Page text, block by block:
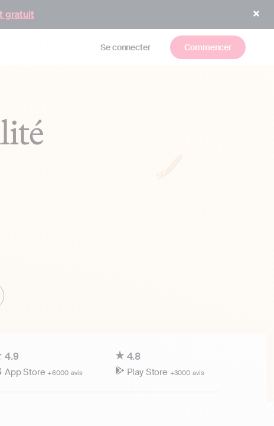
gratuit
Se connecter Commencer
4.9
App Store+6000 avis
4.8
Play Store +3000 avis